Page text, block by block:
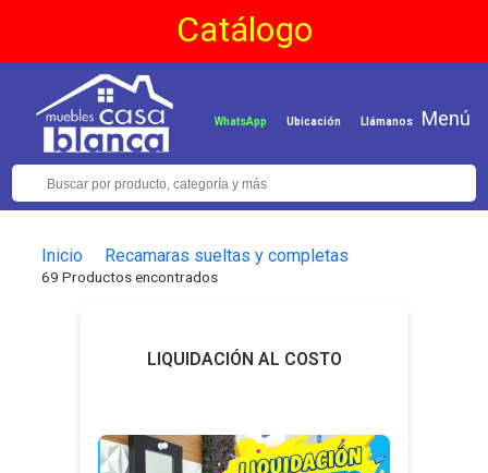
Catálogo
WhatsApp Ubicación Llámanos Menú
Inicio Recamaras sueltas y completas
69 Productos encontrados
LIQUIDACIÓN AL COSTO